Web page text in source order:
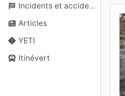
Incidents et accidents
Articles
YETI
Itinévert